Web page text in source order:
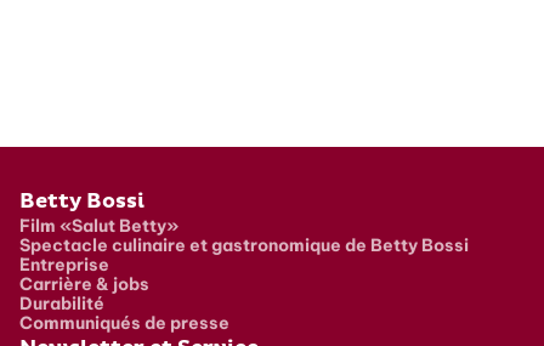
Pied de page
Betty Bossi
Film «Salut Betty»
Spectacle culinaire et gastronomique de Betty Bossi
Entreprise
Carrière & jobs
Durabilité
Communiqués de presse